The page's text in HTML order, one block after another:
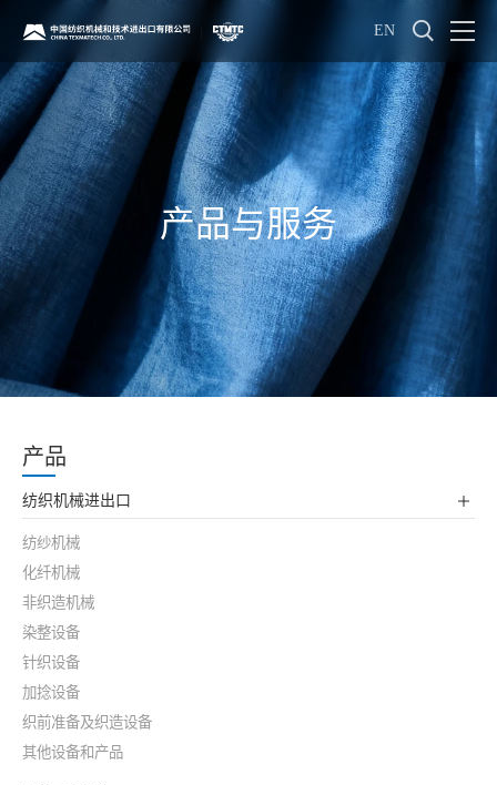
EN
产品与服务
产品
纺织机械进出口
纺纱机械
化纤机械
非织造机械
染整设备
针织设备
加捻设备
织前准备及织造设备
其他设备和产品